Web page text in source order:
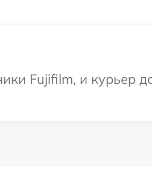
Fujifilm, и курьер